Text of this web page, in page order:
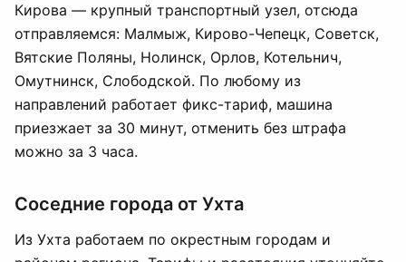
Кирова — крупный транспортный узел, отсюда
отправляемся: Малмыж, Кирово-Чепецк, Советск,
Вятские Поляны, Нолинск, Орлов, Котельнич,
Омутнинск, Слободской. По любому из
направлений работает фикс-тариф, машина
приезжает за 30 минут, отменить без штрафа
можно за 3 часа.
Соседние города от Ухта
Из Ухта работаем по окрестным городам и